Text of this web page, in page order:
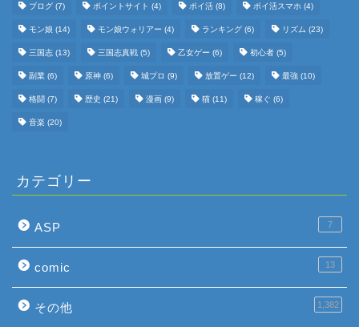
ブログ (7) ポイントサイト (4) ポイ活 (8) ポイ活スマホ (4)
モン娘 (14) モン娘ウォリアー (4) ランキング (6) リズム (23)
三国志 (13) 三国志真戦 (5) 乙女ゲー (6) 初心者 (5)
副業 (6) 原神 (6) 城プロ (9) 放置ゲー (12) 最強 (10)
格闘 (7) 歴史 (21) 漫画 (9) 猫 (11) 稼ぐ (6)
音楽 (20)
カテゴリー
ASP 7
comic 13
その他 1,382